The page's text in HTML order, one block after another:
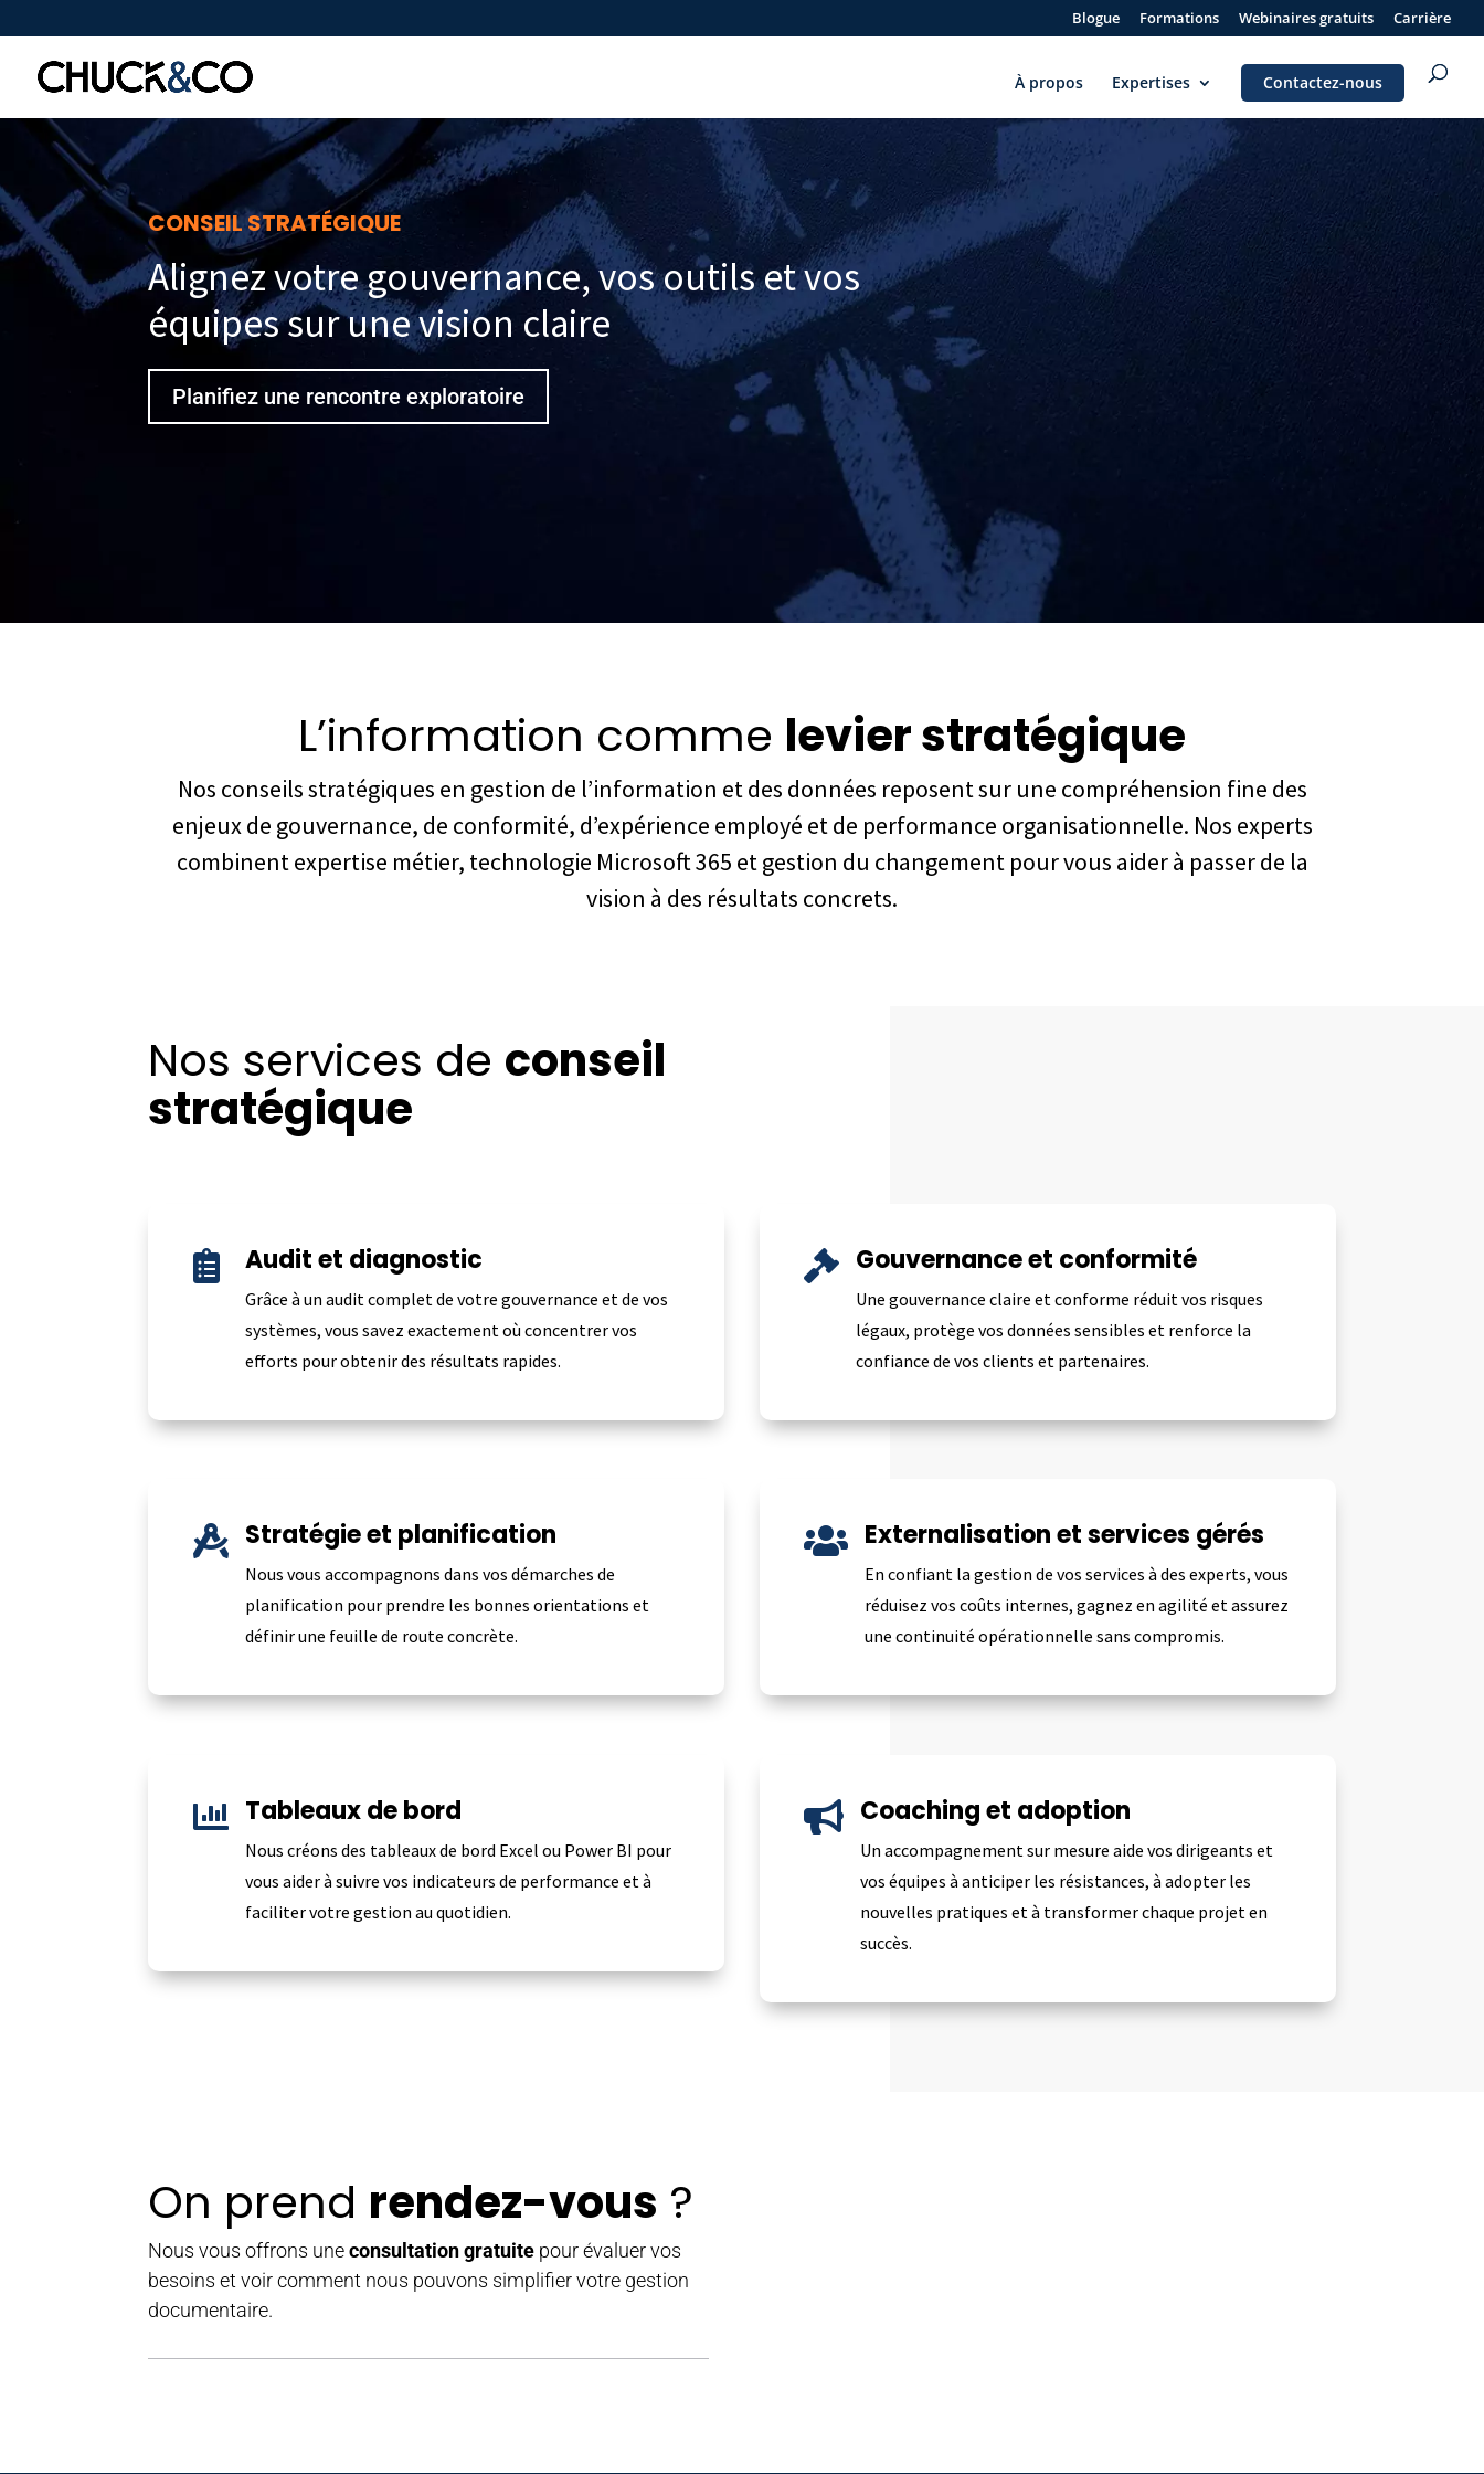
Blogue Formations Webinaires gratuits Carrière
À propos Expertises Contactez-nous
CONSEIL STRATÉGIQUE
Alignez votre gouvernance, vos outils et vos
équipes sur une vision claire
Planifiez une rencontre exploratoire
L’information comme levier stratégique
Nos conseils stratégiques en gestion de l’information et des données reposent sur une compréhension fine des
enjeux de gouvernance, de conformité, d’expérience employé et de performance organisationnelle. Nos experts
combinent expertise métier, technologie Microsoft 365 et gestion du changement pour vous aider à passer de la
vision à des résultats concrets.
Nos services de conseil
stratégique
 Audit et diagnostic
Grâce à un audit complet de votre gouvernance et de vos
systèmes, vous savez exactement où concentrer vos
efforts pour obtenir des résultats rapides.
 Gouvernance et conformité
Une gouvernance claire et conforme réduit vos risques
légaux, protège vos données sensibles et renforce la
confiance de vos clients et partenaires.
 Stratégie et planification
Nous vous accompagnons dans vos démarches de
planification pour prendre les bonnes orientations et
définir une feuille de route concrète.
 Externalisation et services gérés
En confiant la gestion de vos services à des experts, vous
réduisez vos coûts internes, gagnez en agilité et assurez
une continuité opérationnelle sans compromis.
 Tableaux de bord
Nous créons des tableaux de bord Excel ou Power BI pour
vous aider à suivre vos indicateurs de performance et à
faciliter votre gestion au quotidien.
 Coaching et adoption
Un accompagnement sur mesure aide vos dirigeants et
vos équipes à anticiper les résistances, à adopter les
nouvelles pratiques et à transformer chaque projet en
succès.
On prend rendez-vous ?
Nous vous offrons uneconsultation gratuite pour évaluer vos
besoins et voir comment nous pouvons simplifier votre gestion
documentaire.